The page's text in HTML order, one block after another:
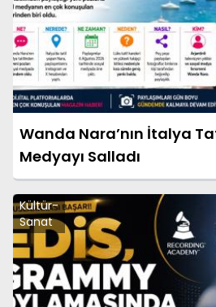
Wanda Nara’nın İtalya
Medyayı Salladı
Kültür-
Sanat